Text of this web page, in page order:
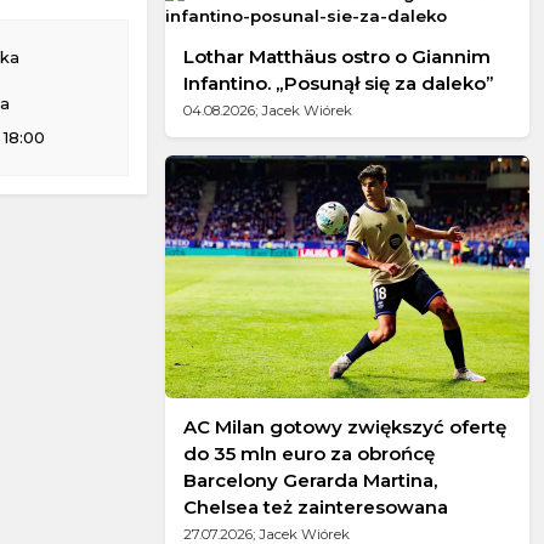
Lothar Matthäus ostro o Giannim
Infantino. „Posunął się za daleko”
04.08.2026; Jacek Wiórek
AC Milan gotowy zwiększyć ofertę
do 35 mln euro za obrońcę
Barcelony Gerarda Martina,
Chelsea też zainteresowana
27.07.2026; Jacek Wiórek